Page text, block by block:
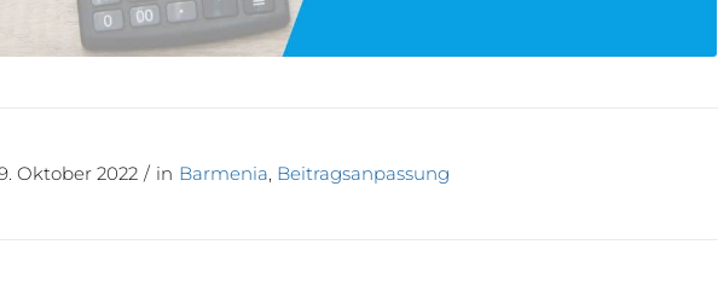
Oktober 2022 / in Barmenia, Beitragsanpassung